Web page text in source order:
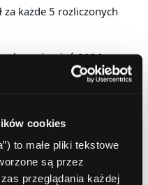
cookies
to małe pliki tekstowe
są przez
przeglądania każdej
za każde 5 rozliczonych
– sierpień 2026
Online. Zyskaj CPS 600 zł